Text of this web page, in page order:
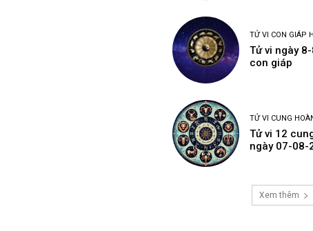
TỬ VI CON GIÁP
Tử vi ngày
con giáp
TỬ VI CUNG
Tử vi 12
ngày 07-08-
Xem thêm